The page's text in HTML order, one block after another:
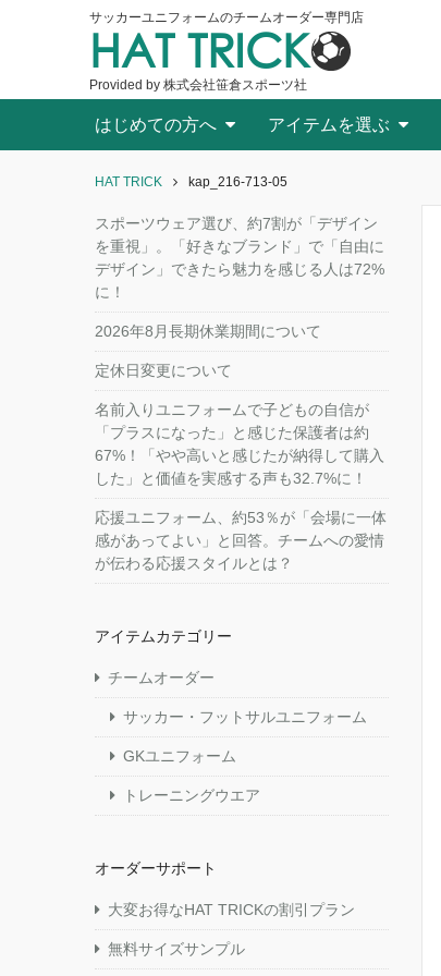
サッカーユニフォームのチームオーダー専門店
HAT TRICK
Provided by 株式会社笹倉スポーツ社
はじめての方へ アイテムを選ぶ
HAT TRICK kap_216-713-05
スポーツウェア選び、約7割が「デザイン
を重視」。「好きなブランド」で「自由に
デザイン」できたら魅力を感じる人は72%
に！
2026年8月長期休業期間について
定休日変更について
名前入りユニフォームで子どもの自信が
「プラスになった」と感じた保護者は約
67%！「やや高いと感じたが納得して購入
した」と価値を実感する声も32.7%に！
応援ユニフォーム、約53％が「会場に一体
感があってよい」と回答。チームへの愛情
が伝わる応援スタイルとは？
アイテムカテゴリー
チームオーダー
サッカー・フットサルユニフォーム
GKユニフォーム
トレーニングウエア
オーダーサポート
大変お得なHAT TRICKの割引プラン
無料サイズサンプル